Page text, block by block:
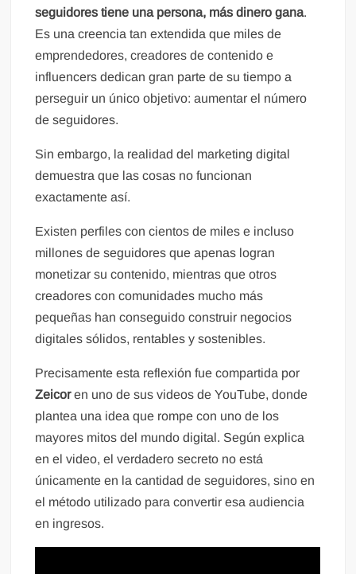
seguidores tiene una persona, más dinero gana.
Es una creencia tan extendida que miles de
emprendedores, creadores de contenido e
influencers dedican gran parte de su tiempo a
perseguir un único objetivo: aumentar el número
de seguidores.
Sin embargo, la realidad del marketing digital
demuestra que las cosas no funcionan
exactamente así.
Existen perfiles con cientos de miles e incluso
millones de seguidores que apenas logran
monetizar su contenido, mientras que otros
creadores con comunidades mucho más
pequeñas han conseguido construir negocios
digitales sólidos, rentables y sostenibles.
Precisamente esta reflexión fue compartida por
Zeicoren uno de sus videos de YouTube, donde
plantea una idea que rompe con uno de los
mayores mitos del mundo digital. Según explica
en el video, el verdadero secreto no está
únicamente en la cantidad de seguidores, sino en
el método utilizado para convertir esa audiencia
en ingresos.